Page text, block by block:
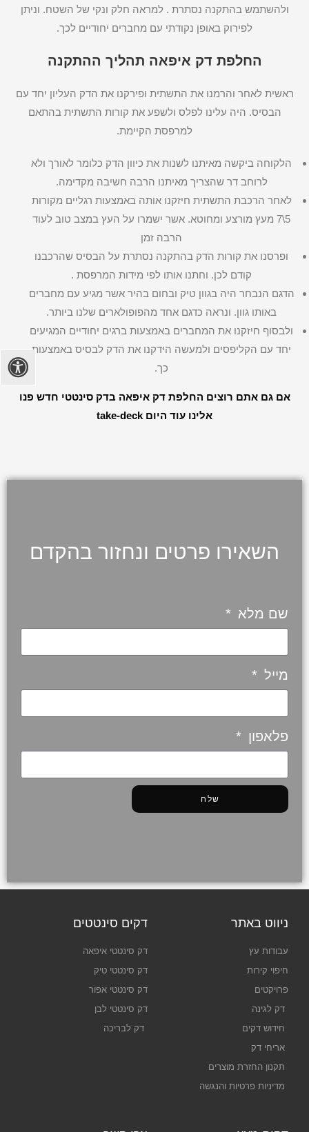
ולהשתמש בהתקנה נסתרת . למראה חלק ונקי של השטח. וניתן
לפירוק באופן נקודתי עם מחברים יחודיים לכך.
החלפת דק איפאה תהליך ההתקנה
ראשית לאחר והרמנו את התשתית ופירקנו את הדק העליון יחד עם
הבסיס. היה עלינו לפלס ולשפע את קורות התשתית בהתאם
למרפסת הקיימת.
הלקוחה ביקשה מאיתנו לשנות את כיוון הדק כלומר לאורך ולא
לרוחב דר שהצריך מאיתנו הרבה חשיבה מקדימה.
לאחר הרכבת התשתית חיזקנו אותה באמצעות רגליים מקורות
5\7 מעץ מורצע ומחוטא. אשר ישמרו על העץ במצב טוב לעוד
הרבה זמן
ופרסנו את קורות הדק בהתקנה נסתרת על הבסיס שהרכבנו
קודם לכן. וחתנו אותו לפי מידות המרפסת .
הדגם הנבחר היה בגוון טיק ובחום בהיר אשר מגיע עם מחברים
באותו גוון. ונראה כדגם אחד מהפופולארים שלנו ביותר.
ולבסוף חיזקנו את המחברים באמצעות ברגים יחודיים המגיעים
יחד עם הקליפסים ולמעשה הידקנו את הדק לבסיס באמצעות
כך.
אם גם אתם רוצים החלפת דק איפאה בדק סינטטי חדש פנו
אלינו עוד היום take-deck
השאירו פרטים ונחזור בהקדם
שם מלא
מייל
פלאפון
שלח
ניווט באתר
עבודות עץ
חיפוי קירות
פרויקטים
דק לגינה
חידוש דקים
אריחי דק
תקנון החזרת מוצרים
מדיניות פרטיות והנגשה
דקים סינטטים
דק סינטטי איפאה
דק סינטטי טיק
דק סינטטי אפור
דק סינטטי לבן
דק לבריכה